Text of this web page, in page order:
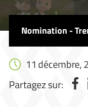
Nomination -
11 décembre,
Partagez sur: